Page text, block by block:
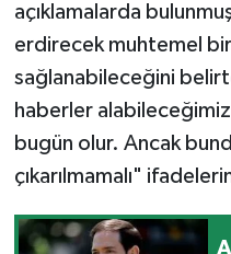
açıklamalarda
erdirecek muhtemel bir
sağlanabileceğini
haberler
bugün olur. Ancak
çıkarılmamalı"